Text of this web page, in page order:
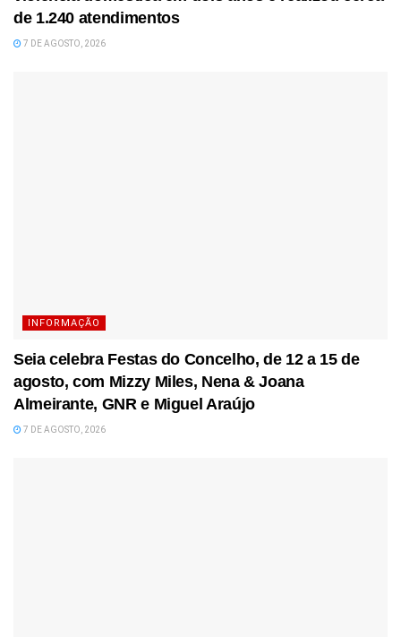
de 1.240 atendimentos
7 DE AGOSTO, 2026
INFORMAÇÃO
Seia celebra Festas do Concelho, de 12 a 15 de
agosto, com Mizzy Miles, Nena & Joana
Almeirante, GNR e Miguel Araújo
7 DE AGOSTO, 2026